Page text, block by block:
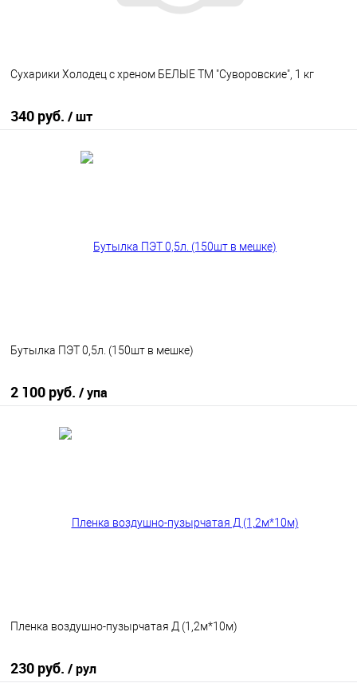
Сухарики Холодец с хреном БЕЛЫЕ ТМ "Суворовские", 1 кг
340 руб. / шт
Бутылка ПЭТ 0,5л. (150шт в мешке)
2 100 руб. / упа
Пленка воздушно-пузырчатая Д (1,2м*10м)
230 руб. / рул